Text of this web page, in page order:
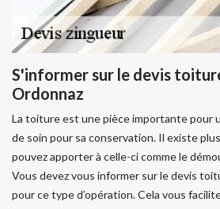
S'informer sur le devis
Ordonnaz
La toiture est une pièce importante pour
de soin pour sa conservation. Il existe
pouvez apporter à celle-ci comme le
Vous devez vous informer sur le devis
pour ce type d’opération. Cela vous